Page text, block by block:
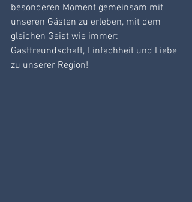
besonderen Moment gemeinsam mit
unseren Gästen zu erleben, mit dem
gleichen Geist wie immer:
Gastfreundschaft, Einfachheit und Liebe
zu unserer Region!